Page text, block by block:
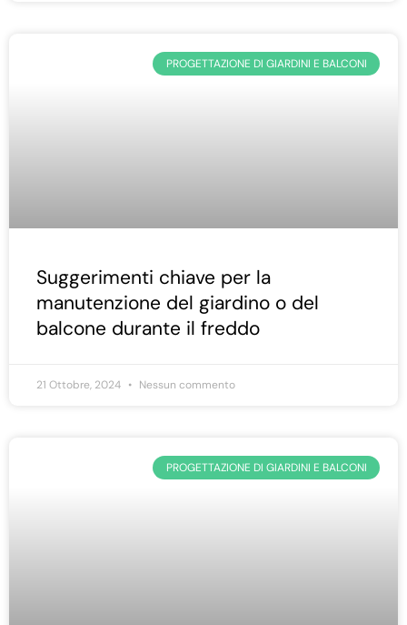
PROGETTAZIONE DI GIARDINI E BALCONI
Suggerimenti chiave per la
manutenzione del giardino o del
balcone durante il freddo
21 Ottobre, 2024 Nessun commento
PROGETTAZIONE DI GIARDINI E BALCONI